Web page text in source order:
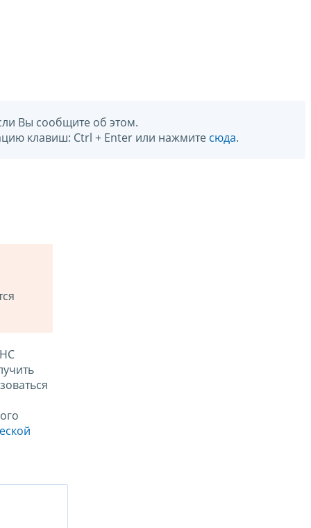
Вы сообщите об этом.
клавиш: Ctrl + Enter или нажмите сюда.